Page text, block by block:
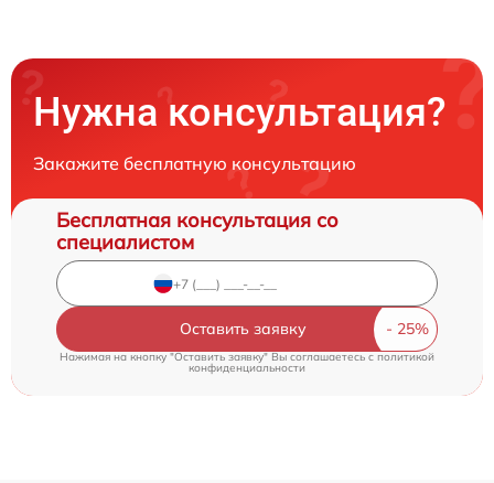
Нужна консультация?
Закажите бесплатную консультацию
Бесплатная консультация со
специалистом
Оставить заявку
Нажимая на кнопку "Оставить заявку" Вы соглашаетесь c политикой
конфиденциальности